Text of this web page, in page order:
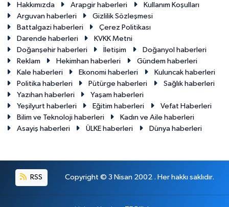
Hakkımızda
Arapgir haberleri
Kullanım Koşulları
Arguvan haberleri
Gizlilik Sözleşmesi
Battalgazi haberleri
Çerez Politikası
Darende haberleri
KVKK Metni
Doğanşehir haberleri
İletişim
Doğanyol haberleri
Reklam
Hekimhan haberleri
Gündem haberleri
Kale haberleri
Ekonomi haberleri
Kuluncak haberleri
Politika haberleri
Pütürge haberleri
Sağlık haberleri
Yazıhan haberleri
Yaşam haberleri
Yeşilyurt haberleri
Eğitim haberleri
Vefat Haberleri
Bilim ve Teknoloji haberleri
Kadın ve Aile haberleri
Asayiş haberleri
ÜLKE haberleri Dünya haberleri
RSS Copyright © 3 Nisan 2002 . Her hakkı saklıdır.